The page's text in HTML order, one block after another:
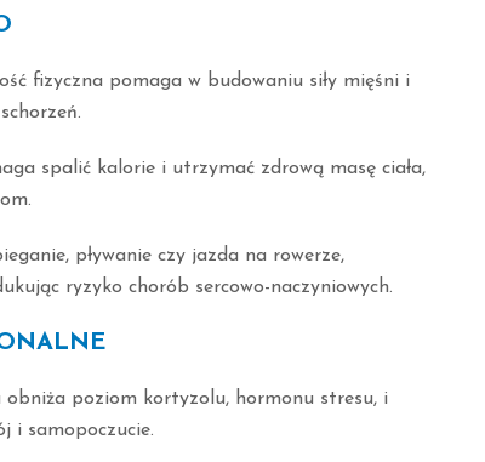
fizyczna pomaga w budowaniu siły mięśni i
spalić kalorie i utrzymać zdrową masę ciała,
pływanie czy jazda na rowerze,
ryzyko chorób sercowo-naczyniowych.
obniża poziom kortyzolu, hormonu stresu, i
i samopoczucie.